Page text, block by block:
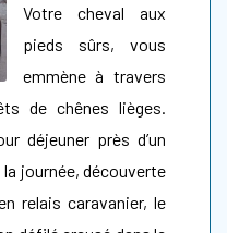
Votre cheval aux
pieds sûrs, vous
emmène à travers
de chênes lièges.
déjeuner près d’un
la journée, découverte
relais caravanier, le